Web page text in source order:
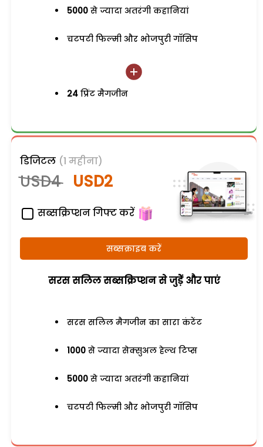
5000 से ज्यादा अतरंगी कहानियां
चटपटी फिल्मी और भोजपुरी गॉसिप
24 प्रिंट मैगजीन
डिजिटल (1 महीना)
USD4 USD2
सब्सक्रिप्शन गिफ्ट करें
सब्सक्राइब करें
सरस सलिल सब्सक्रिप्शन से जुड़ेें और पाएं
सरस सलिल मैगजीन का सारा कंटेंट
1000 से ज्यादा सेक्सुअल हेल्थ टिप्स
5000 से ज्यादा अतरंगी कहानियां
चटपटी फिल्मी और भोजपुरी गॉसिप